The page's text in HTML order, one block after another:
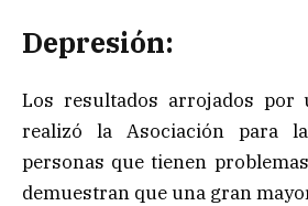
Depresión:
Los resultados arrojados por
realizó la Asociación para
personas que tienen
demuestran que una gran